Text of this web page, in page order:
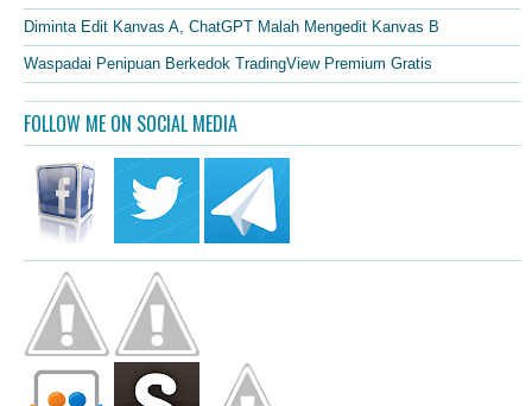
Diminta Edit Kanvas A, ChatGPT Malah Mengedit Kanvas B
Waspadai Penipuan Berkedok TradingView Premium Gratis
FOLLOW ME ON SOCIAL MEDIA